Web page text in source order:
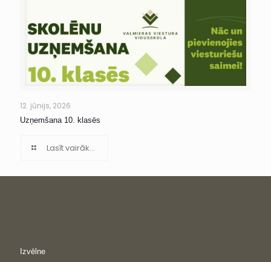
12. jūnijs, 2026
Uzņemšana 10. klasēs
Lasīt vairāk...
Izvēlne